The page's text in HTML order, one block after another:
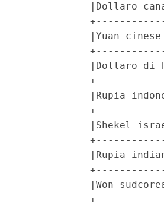
|Dollaro
|Yuan
|Dollaro di
|Rupia
|Shekel
|Rupia
|Won